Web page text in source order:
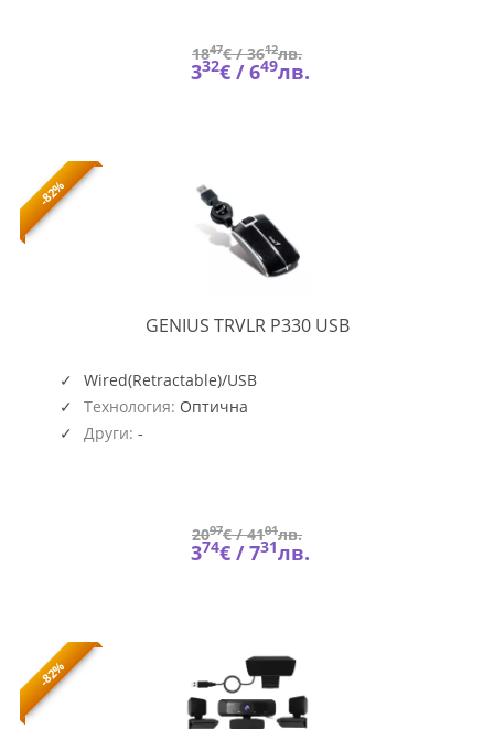
1847€ /3612лв.
332€ /649лв.
-82%
GENIUS TRVLR P330 USBTRVLR
Wired(Retractable)/USB
Технология: Оптична
Други: -
2097€ /4101лв.
374€ /731лв.
-82%